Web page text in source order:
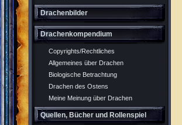
Drachenbilder
Drachenkompendium
Copyrights/Rechtliches
Allgemeines über Drachen
Biologische Betrachtung
Drachen des Ostens
Meine Meinung über Drachen
Quellen, Bücher und Rollenspiel